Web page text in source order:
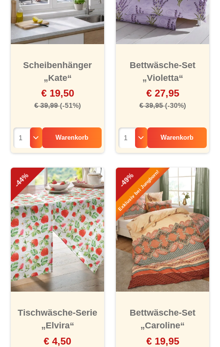
Scheibenhänger
„Kate“
€ 19,50
€ 39,99(-51%)
Warenkorb
Bettwäsche-Set
„Violetta“
€ 27,95
€ 39,95(-30%)
Warenkorb
-44%
Tischwäsche-Serie
„Elvira“
€ 4,50
-49%
Exklusiv bei Jungborn!
Bettwäsche-Set
„Caroline“
€ 19,95